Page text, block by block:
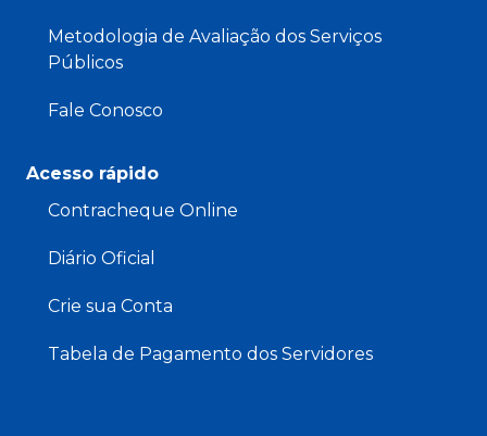
Metodologia de Avaliação dos Serviços
Públicos
Fale Conosco
Acesso rápido
Contracheque Online
Diário Oficial
Crie sua Conta
Tabela de Pagamento dos Servidores